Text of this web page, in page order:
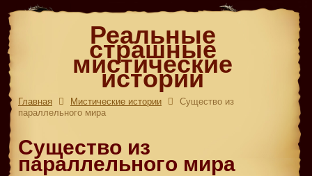
Реальные
страшные
мистические
истории
Главная Мистические истории
Существо из
параллельного мира
Существо из
параллельного мира